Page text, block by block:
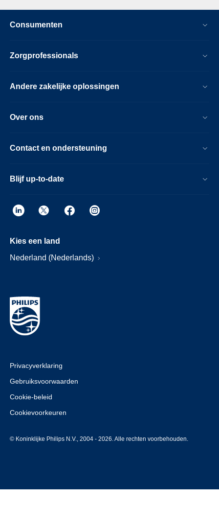
Consumenten
Zorgprofessionals
Andere zakelijke oplossingen
Over ons
Contact en ondersteuning
Blijf up-to-date
Kies een land
Nederland (Nederlands)
Privacyverklaring
Gebruiksvoorwaarden
Cookie-beleid
Cookievoorkeuren
© Koninklijke Philips N.V., 2004 - 2026. Alle rechten voorbehouden.